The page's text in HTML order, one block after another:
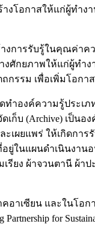
โอกาสให้แก่ผู้ทำ
ร้างการรับรู้ในคุณ
งศักยภาพให้แก่ผู้ท
กรรม เพื่อเพิ่มโอกา
ทำองค์ความรู้ปร
บ (Archive) เป็นอ
เผยแพร่ ให้เกิดก
นแผนดำเนินงานอ
ยง ผ้าจวนตานี ผ้า
อาเซียน และในโอ
for